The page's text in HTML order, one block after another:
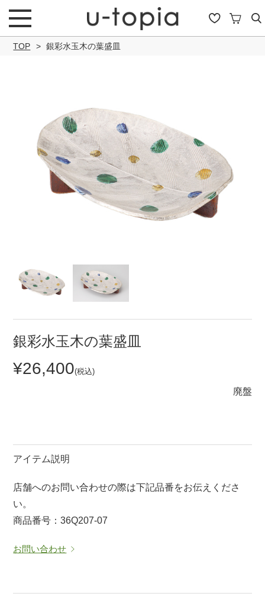
キーワード
セール
アイテム
小付・珍味 呑水
蓋物
盛鉢 ご飯茶碗
ポット
マグカップ
TOP 銀彩水玉木の葉盛皿
銀彩水玉木の葉盛皿
¥26,400(税込)
廃盤
アイテム説明
店舗へのお問い合わせの際は下記品番をお伝えくださ
い。
商品番号：36Q207-07
お問い合わせ